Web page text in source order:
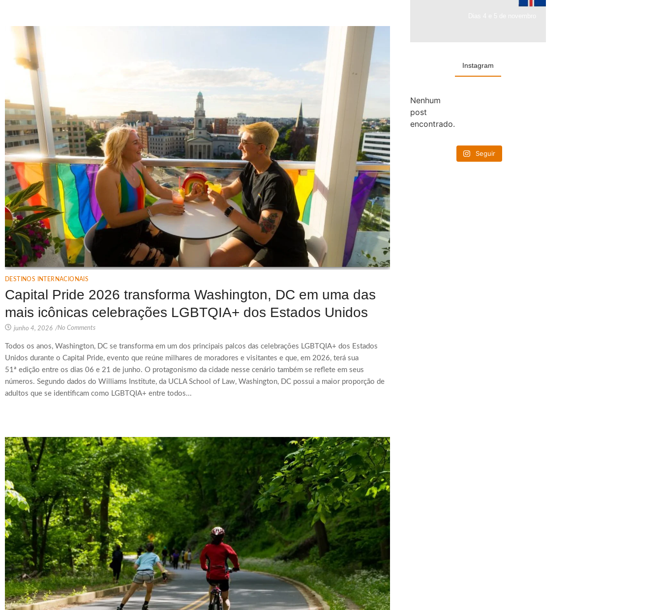
DESTINOS INTERNACIONAIS
Capital Pride 2026 transforma Washington, DC em uma das
mais icônicas celebrações LGBTQIA+ dos Estados Unidos
junho 4, 2026 /No Comments
Todos os anos, Washington, DC se transforma em um dos principais palcos das celebrações LGBTQIA+ dos Estados
Unidos durante o Capital Pride, evento que reúne milhares de moradores e visitantes e que, em 2026, terá sua
51ª edição entre os dias 06 e 21 de junho. O protagonismo da cidade nesse cenário também se reflete em seus
números. Segundo dados do Williams Institute, da UCLA School of Law, Washington, DC possui a maior proporção de
adultos que se identificam como LGBTQIA+ entre todos...
Instagram
Nenhum
post
encontrado.
Seguir